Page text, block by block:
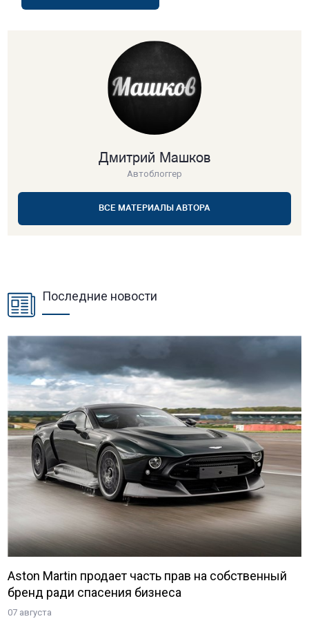
Дмитрий Машков
Автоблоггер
ВСЕ МАТЕРИАЛЫ АВТОРА
Последние новости
Aston Martin продает часть прав на собственный
бренд ради спасения бизнеса
07 августа